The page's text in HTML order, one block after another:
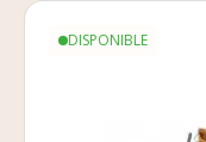
DISPONIBLE